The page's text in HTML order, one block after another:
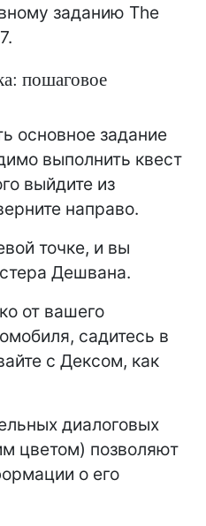
заданию The
пошаговое
основное задание
выполнить квест
выйдите из
направо.
точке, и вы
Дешвана.
от вашего
садитесь в
с Дексом, как
диалоговых
цветом) позволяют
о его